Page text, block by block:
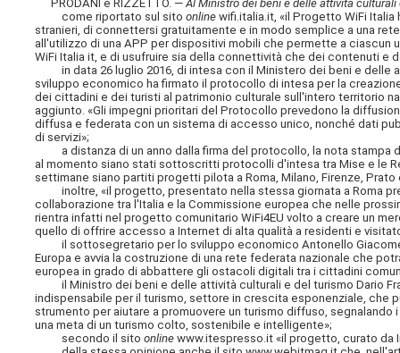
PRODANI e RIZZETTO. —Al Ministro dei beni e delle attività
come riportato sul sitoonline wifi.italia.it, «il Progetto WiFi
stranieri, di connettersi gratuitamente e in modo semplice a una
all'utilizzo di una APP per dispositivi mobili che permette a
WiFi Italia it, e di usufruire sia della connettività che dei contenuti e
in data 26 luglio 2016, di intesa con il Ministero dei beni e delle
sviluppo economico ha firmato il protocollo di intesa per la
dei cittadini e dei turisti al patrimonio culturale sull'intero territorio
aggiunto. «Gli impegni prioritari del Protocollo prevedono la
diffusa e federata con un sistema di accesso unico, nonché dati
di servizi»;
a distanza di un anno dalla firma del protocollo, la nota stampa
al momento siano stati sottoscritti protocolli d'intesa tra Mise e le
settimane siano partiti progetti pilota a Roma, Milano, Firenze, Prato
inoltre, «il progetto, presentato nella stessa giornata a Roma
collaborazione tra l'Italia e la Commissione europea che nelle
rientra infatti nel progetto comunitario WiFi4EU volto a creare un
quello di offrire accesso a Internet di alta qualità a residenti e
il sottosegretario per lo sviluppo economico Antonello
Europa e avvia la costruzione di una rete federata nazionale che
europea in grado di abbattere gli ostacoli digitali tra i cittadini
il Ministro dei beni e delle attività culturali e del turismo Dario
indispensabile per il turismo, settore in crescita esponenziale, che
strumento per aiutare a promuovere un turismo diffuso,
una meta di un turismo colto, sostenibile e intelligente»;
secondo il sitoonline www.itespresso.it «il progetto, curato da